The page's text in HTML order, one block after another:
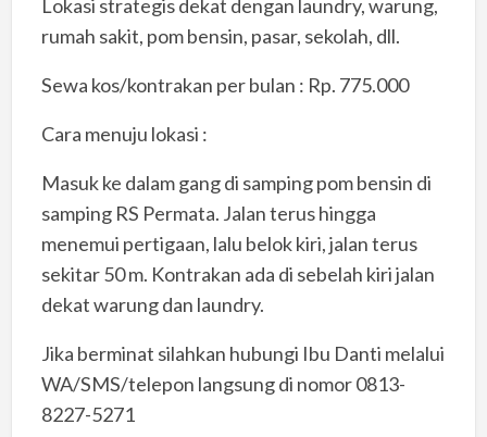
Lokasi strategis dekat dengan laundry, warung,
rumah sakit, pom bensin, pasar, sekolah, dll.
Sewa kos/kontrakan per bulan : Rp. 775.000
Cara menuju lokasi :
Masuk ke dalam gang di samping pom bensin di
samping RS Permata. Jalan terus hingga
menemui pertigaan, lalu belok kiri, jalan terus
sekitar 50 m. Kontrakan ada di sebelah kiri jalan
dekat warung dan laundry.
Jika berminat silahkan hubungi Ibu Danti melalui
WA/SMS/telepon langsung di nomor 0813-
8227-5271